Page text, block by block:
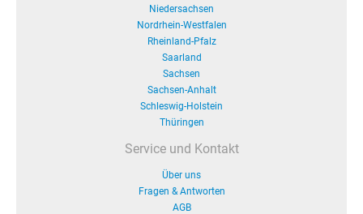
Niedersachsen
Nordrhein-Westfalen
Rheinland-Pfalz
Saarland
Sachsen
Sachsen-Anhalt
Schleswig-Holstein
Thüringen
Service und Kontakt
Über uns
Fragen & Antworten
AGB